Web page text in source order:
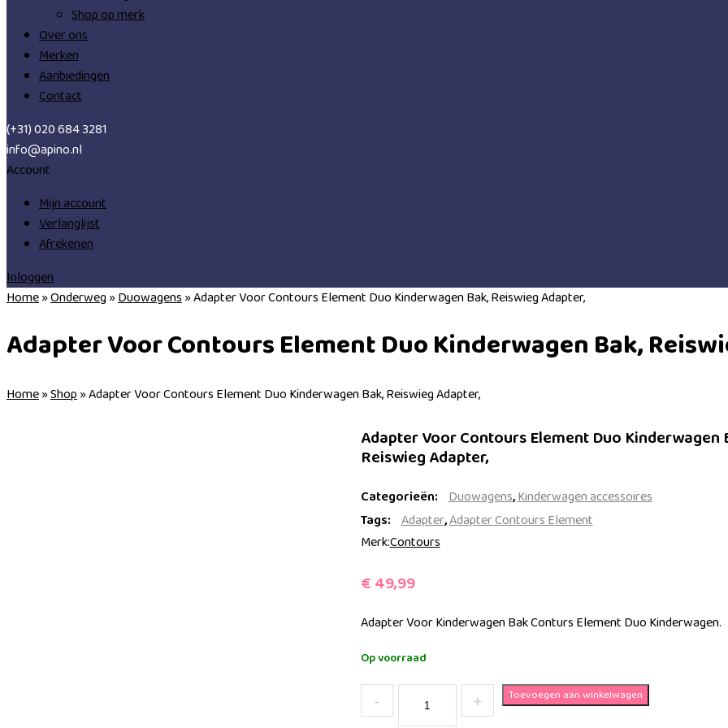
Shop op merk
Over ons
Merken
Aanbiedingen
Contact
(+31) 020 684 3281
info@apino.nl
Account
Mijn account
Verlanglijst
Afrekenen
Inloggen
Home»Onderweg»Duowagens»Adapter Voor Contours Element Duo Kinderwagen Bak, Reiswieg Adapter,
Adapter Voor Contours Element Duo Kinderwagen Bak,
Home»Shop»Adapter Voor Contours Element Duo Kinderwagen Bak, Reiswieg Adapter,
Adapter Voor Contours Element Duo Kinderwagen
Reiswieg Adapter,
Categorieën: Duowagens,Kinderwagen accessoires
Tags: Adapter,Adapter Contours Element
Merk:Contours
€49,99
Adapter Voor Kinderwagen Bak Conturs Element Duo Kinderwagen.
Op voorraad
Toevoegen aan winkelwagen